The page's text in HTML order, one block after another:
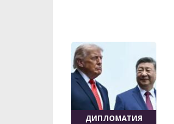
ДИПЛОМАТИЯ